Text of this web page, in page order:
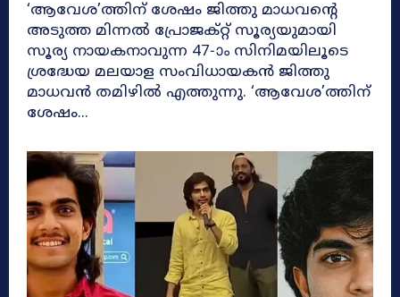
‘ആവേശ’ത്തിന് ശേഷം ജിത്തു മാധവൻ്റെ
അടുത്ത മിന്നൽ പ്രോജക്റ്റ് സൂര്യയുമായി
സൂര്യ നായകനാവുന്ന 47-ാം സിനിമയിലൂടെ
ശ്രദ്ധേയ മലയാള സംവിധായകൻ ജിത്തു
മാധവൻ തമിഴില്‍ എത്തുന്നു. ‘ആവേശ’ത്തിന്
ശേഷം...